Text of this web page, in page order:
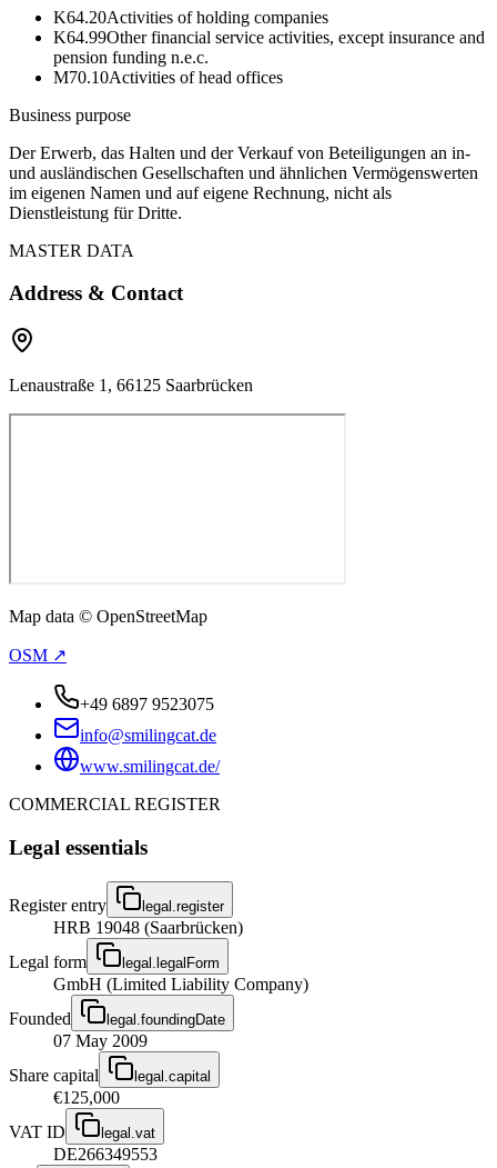
K64.20Activities of holding companies
K64.99Other financial service activities, except insurance and
pension funding n.e.c.
M70.10Activities of head offices
Business purpose
Der Erwerb, das Halten und der Verkauf von Beteiligungen an in-
und ausländischen Gesellschaften und ähnlichen Vermögenswerten
im eigenen Namen und auf eigene Rechnung, nicht als
Dienstleistung für Dritte.
MASTER DATA
Address & Contact
Lenaustraße 1, 66125 Saarbrücken
Map data © OpenStreetMap
OSM ↗
+49 6897 9523075
info@smilingcat.de
www.smilingcat.de/
COMMERCIAL REGISTER
Legal essentials
Register entry legal.register
HRB 19048 (Saarbrücken)
Legal form
legal.legalForm
GmbH (Limited Liability Company)
Founded
legal.foundingDate
07 May 2009
Share capital
legal.capital
€125,000
VAT ID
legal.vat
DE266349553